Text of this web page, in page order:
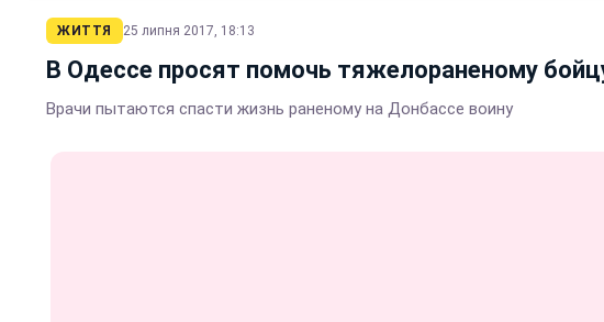
ЖИТТЯ 25 липня 2017, 18:13
В Одессе просят помочь тяжелораненому
Врачи пытаются спасти жизнь раненому на Донбассе воину